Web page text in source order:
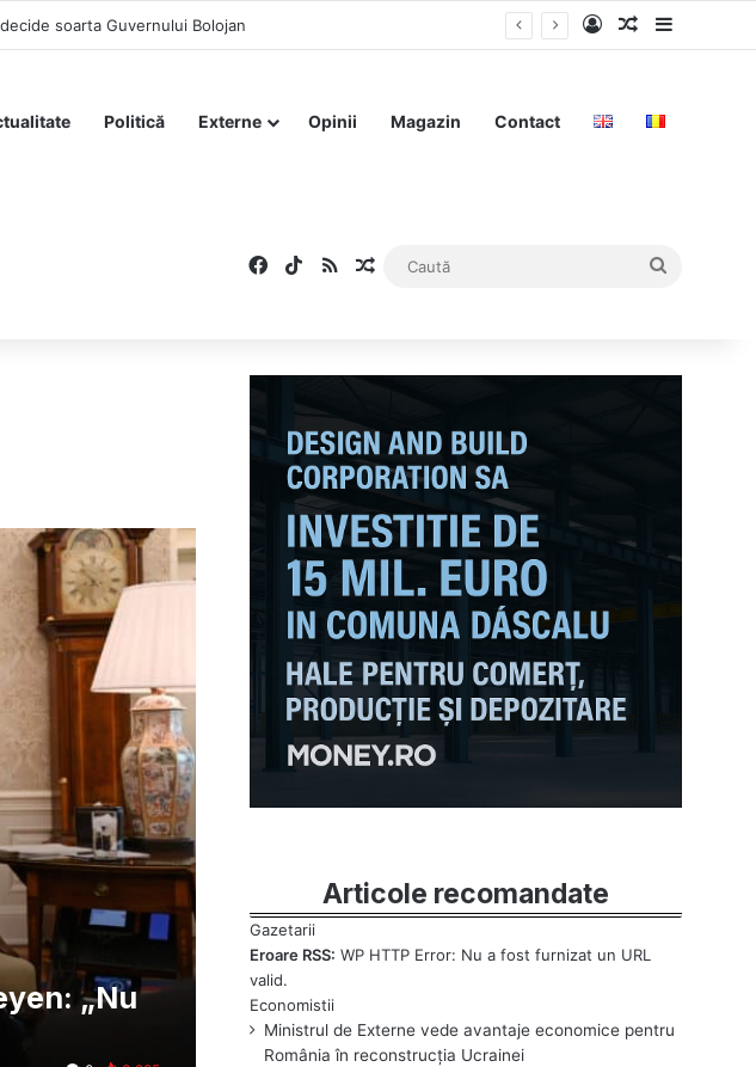
soarta Guvernului Bolojan Log InArticolSidebar
Politică Externe Opinii Magazin Contact
Facebook
TikTok
RSSArticol aleatoriu
„Nu
Articole recomandate
Eroare RSS: WP HTTP Error: Nu a fost furnizat un URL
valid.
Ministrul de Externe vede avantaje economice pentru
România în reconstrucția Ucrainei